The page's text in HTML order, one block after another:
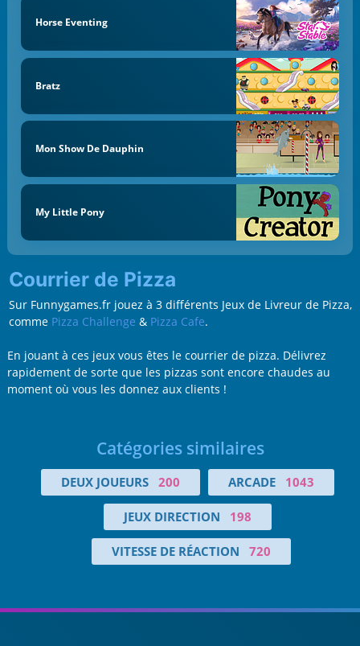
Horse Eventing
Bratz
Mon Show De Dauphin
My Little Pony
Courrier de Pizza
Sur Funnygames.fr jouez à 3 différents Jeux de Livreur de Pizza,
comme Pizza Challenge & Pizza Cafe.
En jouant à ces jeux vous êtes le courrier de pizza. Délivrez
rapidement de sorte que les pizzas sont encore chaudes au
moment où vous les donnez aux clients !
Catégories similaires
DEUX JOUEURS 200 ARCADE 1043
JEUX DIRECTION 198
VITESSE DE RÉACTION 720